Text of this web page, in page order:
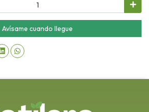
Avísame cuando llegue